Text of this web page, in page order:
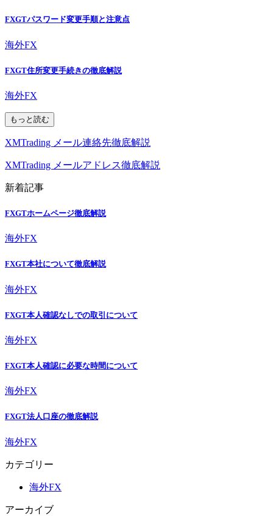
FXGTパスワード変更手順と注意点
海外FX
FXGT住所変更手続きの徹底解説
海外FX
もっと読む
XMTrading メール連絡先徹底解説
XMTrading メールアドレス徹底解説
新着記事
FXGTホームページ徹底解説
海外FX
FXGT本社について徹底解説
海外FX
FXGT本人確認なしでの取引について
海外FX
FXGT本人確認に必要な時間について
海外FX
FXGT法人口座の徹底解説
海外FX
カテゴリー
海外FX
アーカイブ